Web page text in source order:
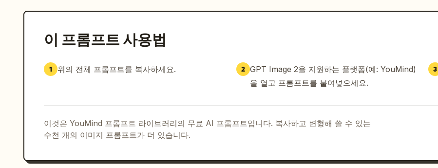
쪽 하단, 하트가 그려진 “TRAVEL MORE WORRY LESS” 문구의 베이지색 메모.
음식 세부 요소: 오른쪽 하단 전경에 4가지 상징적인 음식을 정확히 묘사하세요: 하트가 그려진
“NYC COFFEE” 라벨이 붙은 김이 나는 종이컵, 크림치즈를 곁들인 참깨 베이글 “NY BAGEL”, 페
퍼로니 피자 한 조각이 담긴 종이 접시, “Cheesecake” 라벨이 붙은 딸기 치즈케이크 한 조각.
시각적 스타일: 기발한 도시 여행 스케치, 채도가 높은 수채화 및 색연필 질감, 검은 잉크 해칭,
이 프롬프트 사용법
1 위의 전체 프롬프트를 복사하세요. 2 GPT Image 2을 지원하는 플랫폼(예: YouMind)
을 열고 프롬프트를 붙여넣으세요.
3
이것은 YouMind 프롬프트 라이브러리의 무료 AI 프롬프트입니다. 복사하고 변형해 쓸 수 있는
수천 개의 이미지 프롬프트가 더 있습니다.